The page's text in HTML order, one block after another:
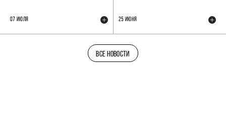
07 ИЮЛЯ 25 ИЮНЯ
ВСЕ НОВОСТИ